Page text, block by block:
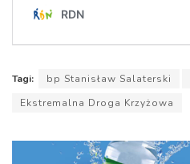
Tagi: bp Stanisław Salaterski
Ekstremalna Droga Krzyżowa